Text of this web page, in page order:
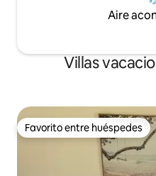
Aire
Villas
Favorito entre huéspedes
Favorito entre huéspedes